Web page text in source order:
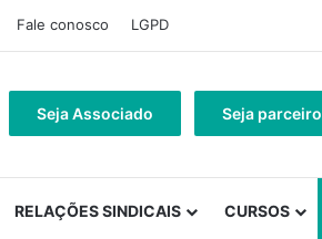
Fale conosco LGPD
Seja Associado Seja parceiro
RELAÇÕES SINDICAIS CURSOS